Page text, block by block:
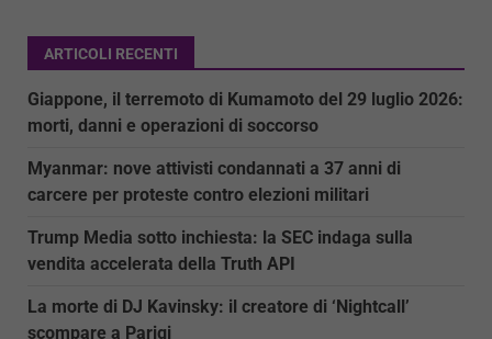
ARTICOLI RECENTI
Giappone, il terremoto di Kumamoto del 29 luglio 2026:
morti, danni e operazioni di soccorso
Myanmar: nove attivisti condannati a 37 anni di
carcere per proteste contro elezioni militari
Trump Media sotto inchiesta: la SEC indaga sulla
vendita accelerata della Truth API
La morte di DJ Kavinsky: il creatore di ‘Nightcall’
scompare a Parigi